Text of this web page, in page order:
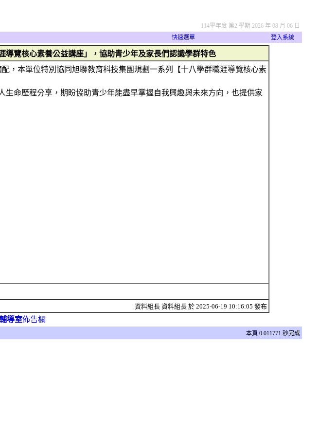
114學年度 第2 學期 2026 年 08 月 06 日
快速選單 登入系統
覽核心素養公益講座」，協助青少年及家長們認識學群特色
，本單位特別協同旭聯教育科技集團規劃一系列【十八學群職涯導覽核心素
命歷程分享，期盼協助青少年能盡早掌握自我興趣與未來方向，也提供家
資料組長 資料組長 於 2025-06-19 10:16:05 發布
導室佈告欄
本頁 0.011771 秒完成